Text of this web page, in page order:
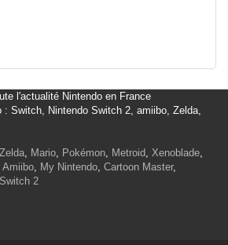
l'actualité Nintendo en France
: Switch, Nintendo Switch 2, amiibo, Zelda,
Zelda, Mario, Pokémon, Metroid, Xenoblade,
Amiibo, My Nintendo, Cartoon Master,
2